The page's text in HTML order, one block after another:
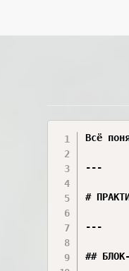
Всё
---
#
---
##